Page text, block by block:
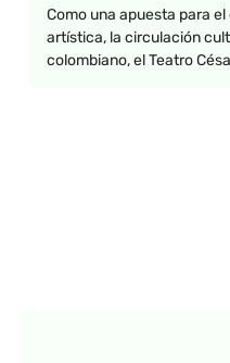
Como una apuesta para
artística, la circulación
colombiano, el Teatro